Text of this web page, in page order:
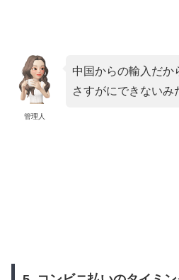
管理人
中国からの輸入だか
さすがにできないみ